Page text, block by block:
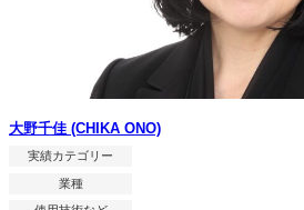
大野千佳 (CHIKA ONO)
実績カテゴリー
業種